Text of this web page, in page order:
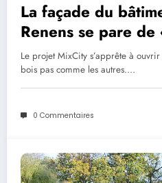
La façade du
Renens se pare de
augmenté »
Le projet MixCity s’apprête à
bois pas comme les autres.…
0 Commentaires